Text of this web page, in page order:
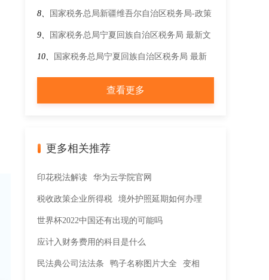
岛旅客免税购物政策的公告
8、 国家税务总局新疆维吾尔自治区税务局-政策
文件-最新文件-财政部 税务总局关于发布《增值
税预缴税款管理办法》的公告
9、 国家税务总局宁夏回族自治区税务局 最新文
件 财政部 税务总局关于“母亲健康快车”项目第
十八批流动医疗车免征车辆购置税的通知
10、 国家税务总局宁夏回族自治区税务局 最新
文件 欠税公告办法
查看更多
更多相关推荐
印花税法解读 华为云学院官网
税收政策企业所得税 境外护照延期如何办理
世界杯2022中国还有出现的可能吗
应计入财务费用的科目是什么
民法典公司法法条 鸭子名称图片大全 变相